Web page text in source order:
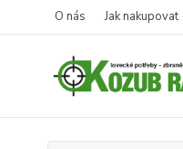
O nás Jak nakupovat